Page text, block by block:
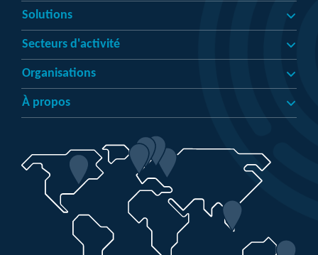
Solutions
Secteurs d'activité
Organisations
À propos